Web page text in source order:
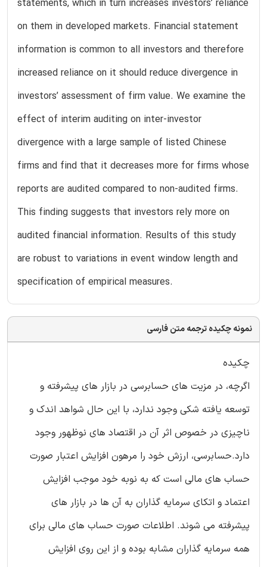
statements, which in turn increases investors’ reliance
on them in developed markets. Financial statement
information is common to all investors and therefore
increased reliance on it should reduce divergence in
investors’ assessment of firm value. We examine the
effect of interim auditing on inter-investor
divergence with a large sample of listed Chinese
firms and find that it decreases more for firms whose
reports are audited compared to non-audited firms.
This finding suggests that investors rely more on
audited financial information. Results of this study
are robust to variations in event window length and
specification of empirical measures.
نمونه چکیده ترجمه متن فارسی
چکیده
اگرچه، در مزیت های حسابرسی در بازار های پیشرفته و
توسعه یافته شکی وجود ندارد، با این حال شواهد اندک و
ناچیزی در خصوص اثر آن در اقتصاد های نوظهور وجود
دارد.حسابرسی، ارزش خود را مرهون افزایش اعتبار صورت
حساب های مالی است که به نوبه خود موجب افزایش
اعتماد و اتکای سرمایه گذاران به آن ها در بازار های
پیشرفته می شوند. اطلاعات صورت حساب های مالی برای
همه سرمایه گذاران مشابه بوده و از این روی افزایش